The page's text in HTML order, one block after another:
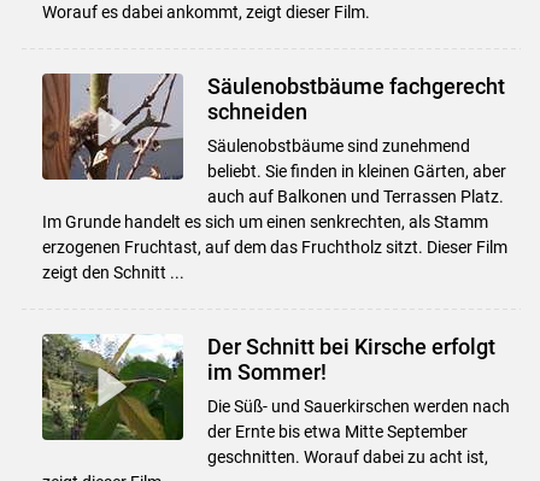
Worauf es dabei ankommt, zeigt dieser Film.
Säulenobstbäume fachgerecht
schneiden
Säulenobstbäume sind zunehmend
beliebt. Sie finden in kleinen Gärten, aber
auch auf Balkonen und Terrassen Platz.
Im Grunde handelt es sich um einen senkrechten, als Stamm
erzogenen Fruchtast, auf dem das Fruchtholz sitzt. Dieser Film
zeigt den Schnitt ...
Der Schnitt bei Kirsche erfolgt
im Sommer!
Die Süß- und Sauerkirschen werden nach
der Ernte bis etwa Mitte September
geschnitten. Worauf dabei zu acht ist,